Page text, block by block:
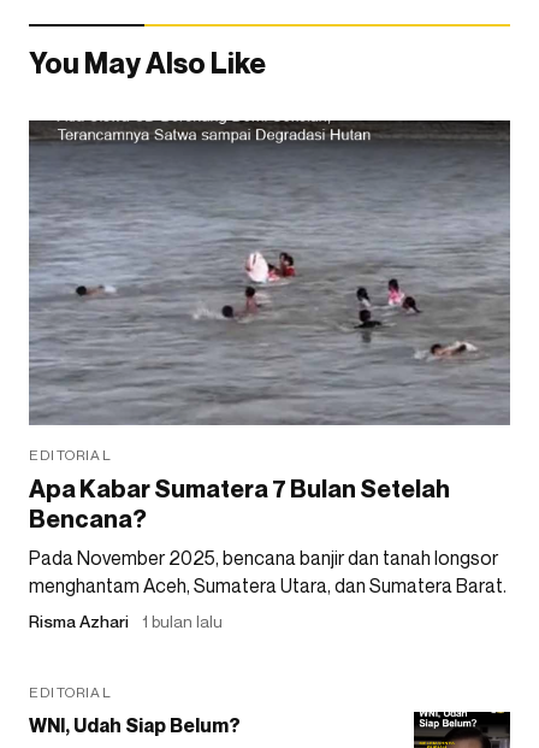
You May Also Like
EDITORIAL
Apa Kabar Sumatera 7 Bulan Setelah
Bencana?
Pada November 2025, bencana banjir dan tanah longsor
menghantam Aceh, Sumatera Utara, dan Sumatera Barat.
Risma Azhari 1 bulan lalu
EDITORIAL
WNI, Udah Siap Belum?